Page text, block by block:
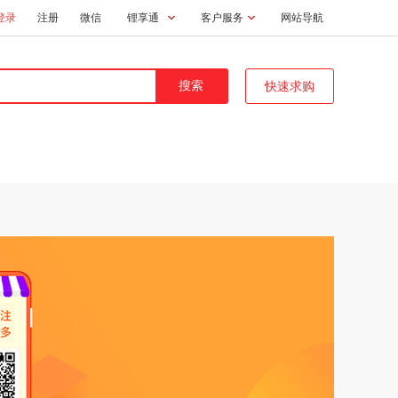
录 注册 微信 锂享通 客户服务 网站导航
快速求购